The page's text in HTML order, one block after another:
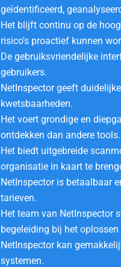
geïdentificeerd,
Het blijft continu op de
risico's proactief kunnen
De gebruiksvriendelijke
gebruikers.
NetInspector geeft
kwetsbaarheden.
Het voert grondige en
ontdekken dan andere tools.
Het biedt uitgebreide
organisatie in kaart te
NetInspector is betaalbaar
tarieven.
Het team van NetInspector
begeleiding bij het
NetInspector kan
systemen.